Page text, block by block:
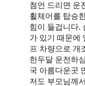
첨언 드리면 운
휠체어를 탑승
힘이 들겁니다.
가 있기 때문에
프 차량으로 개
한두달 운전하
국 아름다운곳
저도 부모님께